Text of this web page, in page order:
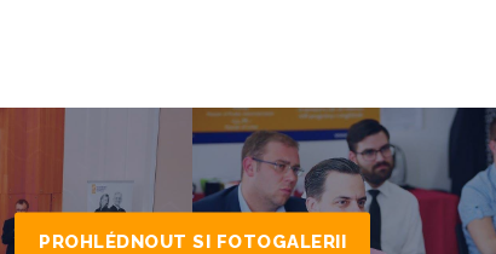
PROHLÉDNOUT SI FOTOGALERII